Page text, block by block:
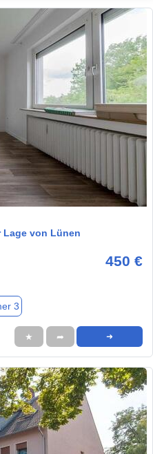
1 / 14
Lage von Lünen
450 €
3
★ ➦ ➜